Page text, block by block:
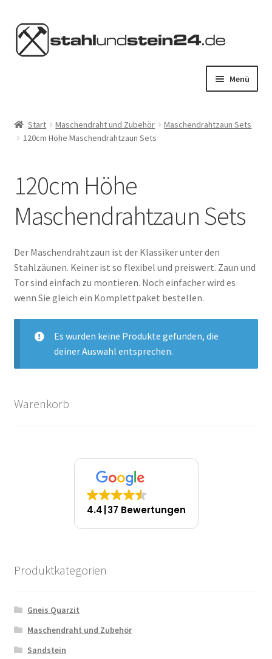
Zur
Navigation
springen
Zum
Inhalt
springen
Menü
STAHL KAUFEN
MEIN KONTO
Start Maschendraht und Zubehör
Maschendrahtzaun Sets
120cm Höhe Maschendrahtzaun Sets
120cm Höhe
Maschendrahtzaun Sets
Der Maschendrahtzaun ist der Klassiker unter den
Stahlzäunen. Keiner ist so flexibel und preiswert. Zaun und
Tor sind einfach zu montieren. Noch einfacher wird es
wenn Sie gleich ein Komplettpaket bestellen.
Es wurden keine Produkte gefunden, die
deiner Auswahl entsprechen.
Warenkorb
4.4 37 Bewertungen
Produktkategorien
Gneis Quarzit
Maschendraht und Zubehör
Sandstein